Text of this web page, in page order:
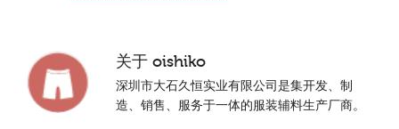
关于 oishiko
深圳市大石久恒实业有限公司是集开发、制
造、销售、服务于一体的服装辅料生产厂商。